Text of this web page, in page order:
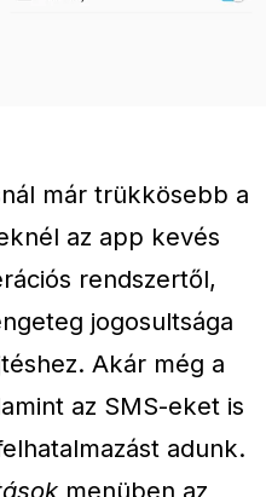
már trükkösebb a
az app kevés
rendszertől,
jogosultsága
Akár még a
az SMS-eket is
adunk.
menüben az